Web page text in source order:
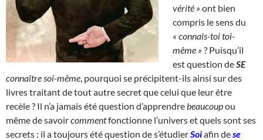
vérité » ont bien
compris le sens du
« connais-toi toi-
même » ? Puisqu’il
est question deSE
connaître soi-même , pourquoi se précipitent-ils ainsi sur des
livres traitant de tout autre secret que celui que leur être
recèle ? Il n’a jamais été question d’apprendre beaucoupou
même de savoircommentfonctionne l’univers et quels sont ses
secrets : il a toujours été question de s’étudierSoiafin dese